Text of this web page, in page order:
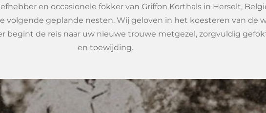
en occasionele fokker van Griffon Korthals in Herselt,
volgende geplande nesten. Wij geloven in het koesteren van de
begint de reis naar uw nieuwe trouwe metgezel, zorgvuldig
en toewijding.